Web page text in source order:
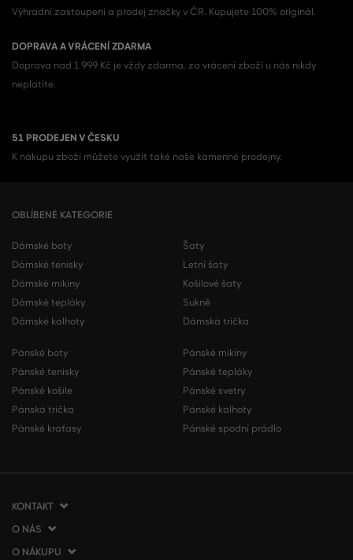
Výhradní zastoupení a prodej značky v ČR. Kupujete 100% originál.
DOPRAVA A VRÁCENÍ ZDARMA
Doprava nad 1 999 Kč je vždy zdarma, za vrácení zboží u nás nikdy
neplatíte.
51 PRODEJEN V ČESKU
K nákupu zboží můžete využít také naše kamenné prodejny.
OBLÍBENÉ KATEGORIE
Dámské boty
Dámské tenisky
Dámské mikiny
Dámské tepláky
Dámské kalhoty
Šaty
Letní šaty
Košilové šaty
Sukně
Dámská trička
Pánské boty
Pánské tenisky
Pánské košile
Pánská trička
Pánské kraťasy
Pánské mikiny
Pánské tepláky
Pánské svetry
Pánské kalhoty
Pánské spodní prádlo
KONTAKT
VERMONT Services Slovakia s. r. o.
Vlčie hrdlo 53
O NÁS
O společnosti
O NÁKUPU